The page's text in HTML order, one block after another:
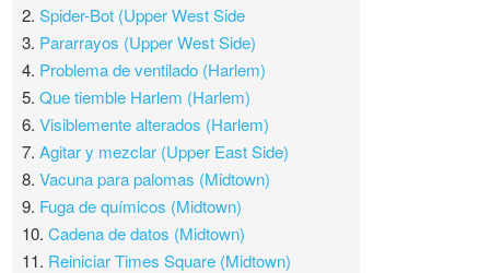
2.Spider-Bot (Upper West Side
3. Pararrayos (Upper West Side)
4. Problema de ventilado (Harlem)
5.Que tiemble Harlem (Harlem)
6.Visiblemente alterados (Harlem)
7.Agitar y mezclar (Upper East Side)
8.Vacuna para palomas (Midtown)
9. Fuga de químicos (Midtown)
10.Cadena de datos (Midtown)
11. Reiniciar Times Square (Midtown)